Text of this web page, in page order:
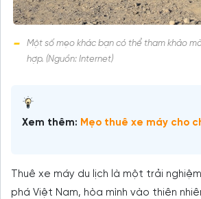
Một số mẹo khác bạn có thể tham khảo
hợp. (Nguồn: Internet)
Xem thêm: Mẹo thuê xe máy cho
Thuê xe máy du lịch là một trải
phá Việt Nam, hòa mình vào thiên